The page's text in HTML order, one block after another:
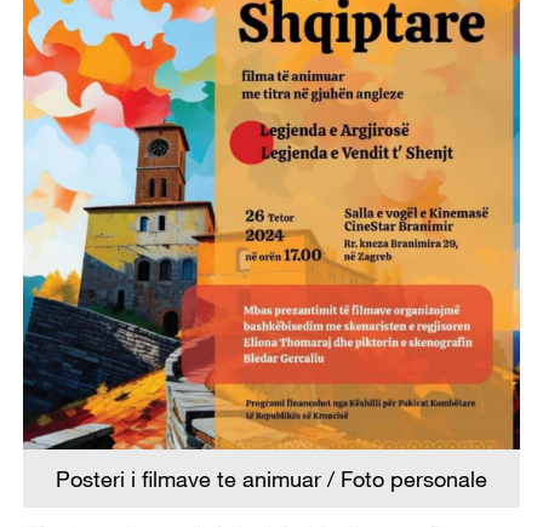
Posteri i filmave te animuar / Foto personale